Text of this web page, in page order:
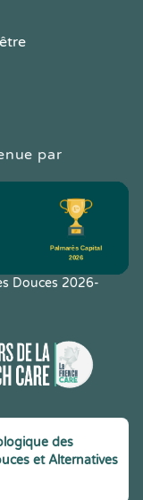
par
Douces 2026-
des
et Alternatives